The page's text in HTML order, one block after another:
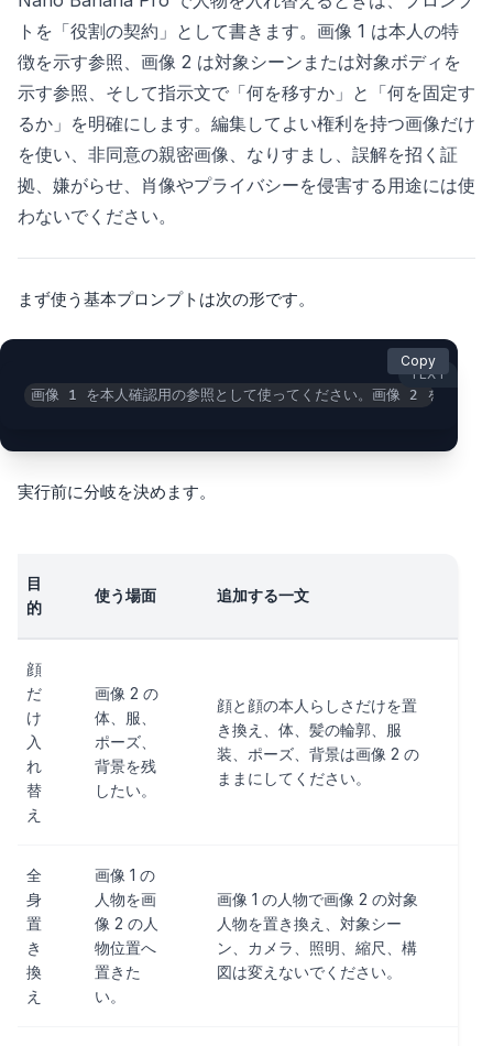
トを「役割の契約」として書きます。画像 1 は本人の特
徴を示す参照、画像 2 は対象シーンまたは対象ボディを
示す参照、そして指示文で「何を移すか」と「何を固定す
るか」を明確にします。編集してよい権利を持つ画像だけ
を使い、非同意の親密画像、なりすまし、誤解を招く証
拠、嫌がらせ、肖像やプライバシーを侵害する用途には使
わないでください。
まず使う基本プロンプトは次の形です。
TEXT
画像 1 を本人確認用の参照として使ってください。画像 2 を対象シ
Copy
実行前に分岐を決めます。
目
的
使う場面 追加する一文
顔
だ
け
入
れ
替
え
画像 2 の
体、服、
ポーズ、
背景を残
したい。
顔と顔の本人らしさだけを置
き換え、体、髪の輪郭、服
装、ポーズ、背景は画像 2 の
ままにしてください。
全
身
置
き
換
え
画像 1 の
人物を画
像 2 の人
物位置へ
置きた
い。
画像 1 の人物で画像 2 の対象
人物を置き換え、対象シー
ン、カメラ、照明、縮尺、構
図は変えないでください。